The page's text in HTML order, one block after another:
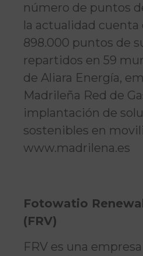
número de puntos
la actualidad cuenta
898.000 puntos de
repartidos en 59
de Aliara Energía,
Madrileña Red de
implantación de
sostenibles en
www.madrilena.es
Fotowatio
(FRV)
FRV es una